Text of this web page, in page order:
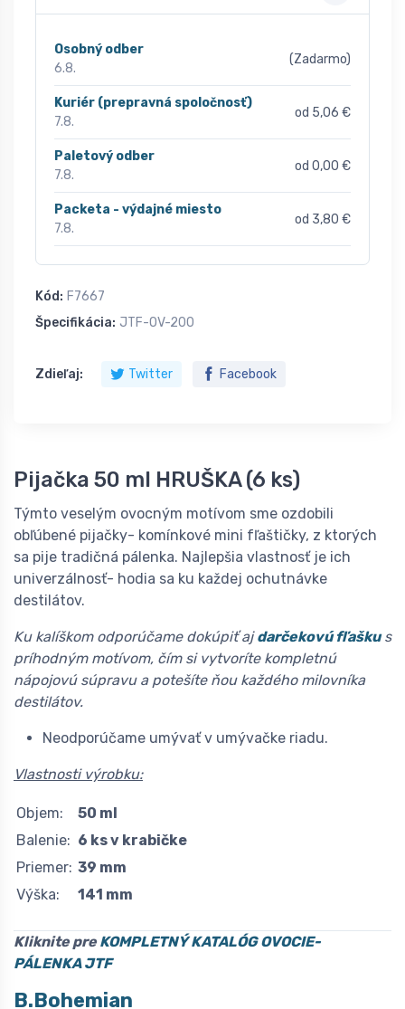
Osobný odber
6.8.
(Zadarmo)
Kuriér (prepravná spoločnosť)
7.8.
od 5,06 €
Paletový odber
7.8.
od 0,00 €
Packeta - výdajné miesto
7.8.
od 3,80 €
Kód: F7667
Špecifikácia: JTF-OV-200
Zdieľaj: Twitter Facebook
Pijačka 50 ml HRUŠKA (6 ks)
Týmto veselým ovocným motívom sme ozdobili
obľúbené pijačky- komínkové mini fľaštičky, z ktorých
sa pije tradičná pálenka. Najlepšia vlastnosť je ich
univerzálnosť- hodia sa ku každej ochutnávke
destilátov.
Ku kalíškom odporúčame dokúpiť ajdarčekovú fľaškus
príhodným motívom, čím si vytvoríte kompletnú
nápojovú súpravu a potešíte ňou každého milovníka
destilátov.
Neodporúčame umývať v umývačke riadu.
Vlastnosti výrobku:
Objem:
50 ml
Balenie: 6 ks v krabičke
Priemer: 39 mm
Výška:
141 mm
Kliknite pre KOMPLETNÝ KATALÓG OVOCIE-
PÁLENKAJTF
B.Bohemian